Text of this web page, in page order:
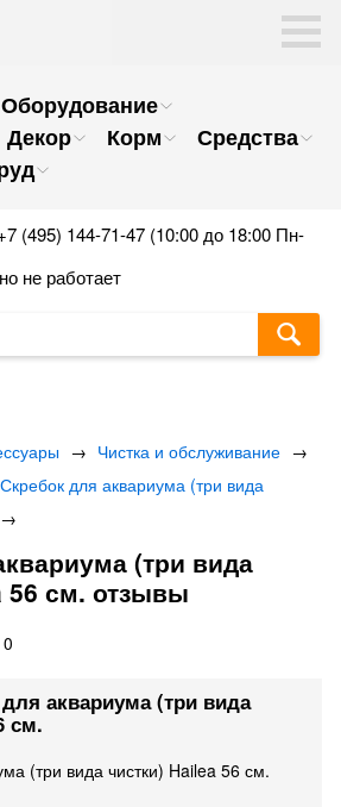
Оборудование
Декор Корм
Средства
(495) 144-71-47 (10:00 до 18:00 Пн-
не работает
→ Чистка и обслуживание →
Скребок для аквариума (три вида
→
(три вида
56 см. отзывы
0
аквариума (три вида
см.
(три вида чистки) Hailea 56 см.